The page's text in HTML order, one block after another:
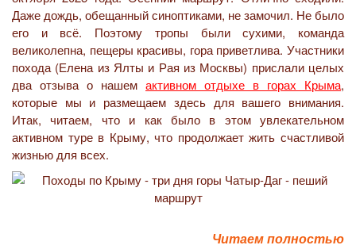
Даже дождь, обещанный синоптиками, не замочил. Не было
его и всё. Поэтому тропы были сухими, команда
великолепна, пещеры красивы, гора приветлива. Участники
похода (Елена из Ялты и Рая из Москвы) прислали целых
два отзыва о нашем активном отдыхе в горах Крыма,
которые мы и размещаем здесь для вашего внимания.
Итак, читаем, что и как было в этом увлекательном
активном туре в Крыму, что продолжает жить счастливой
жизнью для всех.
Читаем полностью